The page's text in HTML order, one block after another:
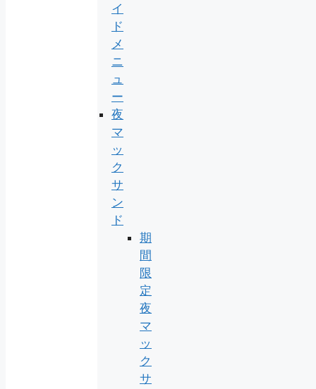
イ
ド
メ
ニ
ュ
ー
夜
マ
ッ
ク
サ
ン
ド
期
間
限
定
夜
マ
ッ
ク
サ